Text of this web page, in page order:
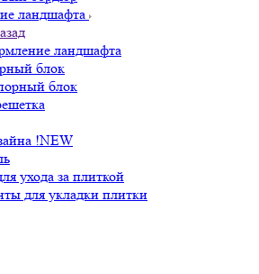
ландшафта
ландшафта
блок
блок
!NEW
ухода за плиткой
для укладки плитки